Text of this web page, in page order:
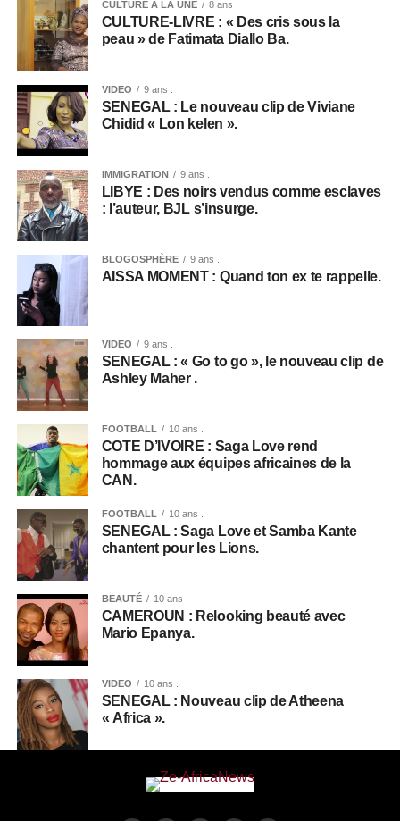
CULTURE A LA UNE 8 ans .
CULTURE-LIVRE : « Des cris sous la
peau » de Fatimata Diallo Ba.
VIDEO 9 ans .
SENEGAL : Le nouveau clip de Viviane
Chidid « Lon kelen ».
IMMIGRATION 9 ans .
LIBYE : Des noirs vendus comme esclaves
: l’auteur, BJL s’insurge.
BLOGOSPHÈRE 9 ans .
AISSA MOMENT : Quand ton ex te rappelle.
VIDEO 9 ans .
SENEGAL : « Go to go », le nouveau clip de
Ashley Maher .
FOOTBALL 10 ans .
COTE D’IVOIRE : Saga Love rend
hommage aux équipes africaines de la
CAN.
FOOTBALL 10 ans .
SENEGAL : Saga Love et Samba Kante
chantent pour les Lions.
BEAUTÉ 10 ans .
CAMEROUN : Relooking beauté avec
Mario Epanya.
VIDEO 10 ans .
SENEGAL : Nouveau clip de Atheena
« Africa ».